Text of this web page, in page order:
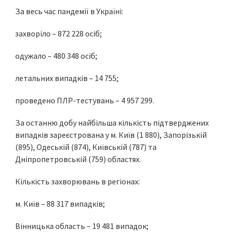
За весь час пандемії в Україні:
захворіло – 872 228 осіб;
одужало – 480 348 осіб;
летальних випадків – 14 755;
проведено ПЛР-тестувань – 4 957 299.
За останню добу найбільша кількість підтверджених
випадків зареєстрована у м. Київ (1 880), Запорізькій
(895), Одеській (874), Київській (787) та
Дніпропетровській (759) областях.
Кількість захворювань в регіонах:
м. Київ – 88 317 випадків;
Вінницька область – 19 481 випадок;